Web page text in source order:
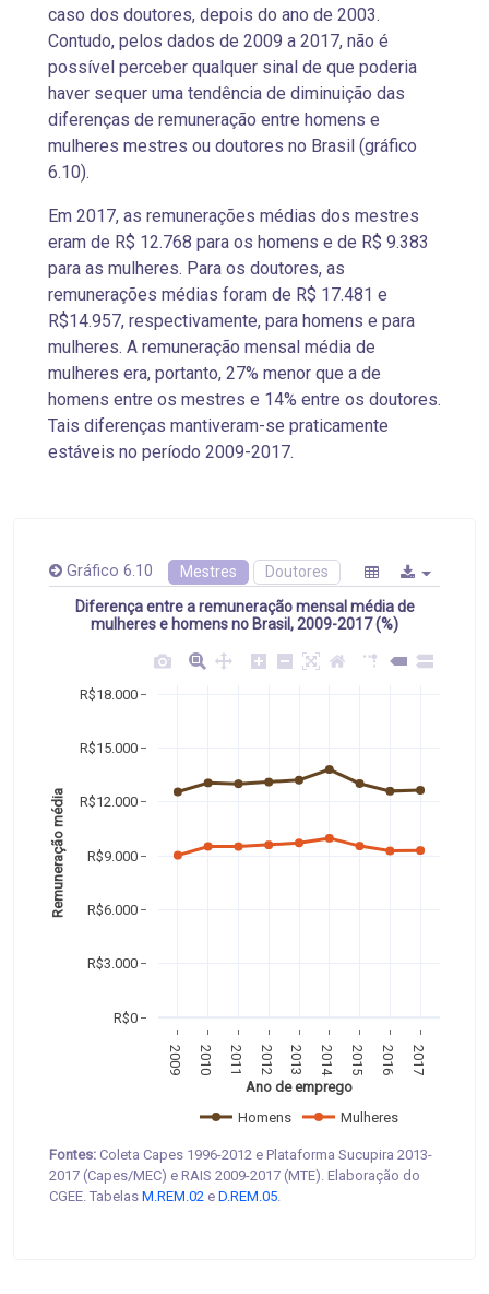
caso dos doutores, depois do ano de 2003.
Contudo, pelos dados de 2009 a 2017, não é
possível perceber qualquer sinal de que poderia
haver sequer uma tendência de diminuição das
diferenças de remuneração entre homens e
mulheres mestres ou doutores no Brasil (gráfico
6.10).
Em 2017, as remunerações médias dos mestres
eram de R$ 12.768 para os homens e de R$ 9.383
para as mulheres. Para os doutores, as
remunerações médias foram de R$ 17.481 e
R$14.957, respectivamente, para homens e para
mulheres. A remuneração mensal média de
mulheres era, portanto, 27% menor que a de
homens entre os mestres e 14% entre os doutores.
Tais diferenças mantiveram-se praticamente
estáveis no período 2009-2017.
Gráfico 6.10 Mestres Doutores
Diferença entre a remuneração mensal média de
mulheres e homens no Brasil, 2009-2017 (%)
2009 2010 2011 2012 2013 2014 2015 2016 2017
R$0
R$3.000
R$6.000
R$9.000
R$12.000
R$15.000
R$18.000
Homens Mulheres
Ano de emprego
Remuneração média
Fontes: Coleta Capes 1996-2012 e Plataforma Sucupira 2013-
2017 (Capes/MEC) e RAIS 2009-2017 (MTE). Elaboração do
CGEE. Tabelas M.REM.02 e D.REM.05.